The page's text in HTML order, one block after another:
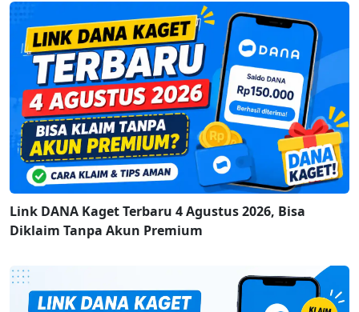
Link DANA Kaget Terbaru 4 Agustus 2026, Bisa
Diklaim Tanpa Akun Premium